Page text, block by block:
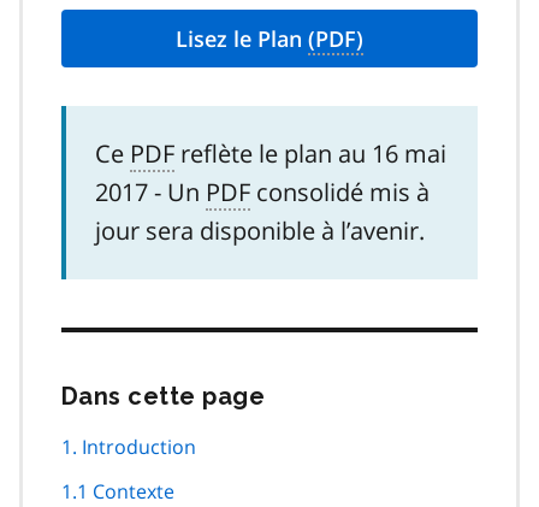
Lisez le Plan (PDF)
Ce PDF reflète le plan au 16 mai
2017 - Un PDF consolidé mis à
jour sera disponible à l’avenir.
Dans cette page
1. Introduction
1.1 Contexte